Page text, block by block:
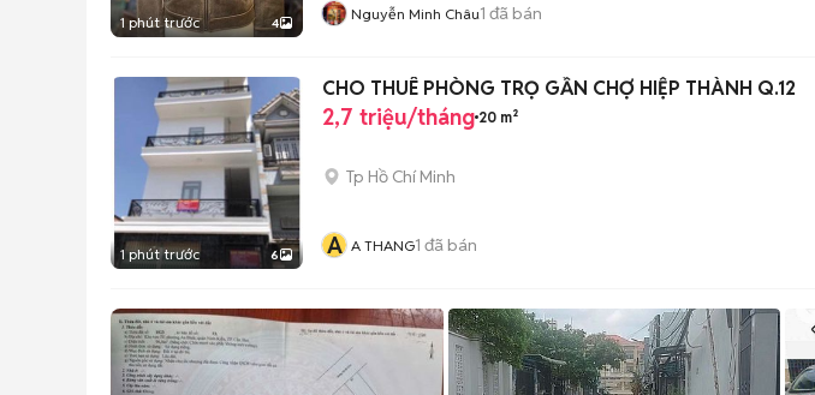
1 phút trước 4 Nguyễn Minh Châu1 đã bán
1 phút trước 6
CHO THUÊ PHÒNG TRỌ GẦN CHỢ HIỆP THÀNH Q.12
2,7 triệu/tháng 20 m²
Tp Hồ Chí Minh
A A THANG1 đã bán